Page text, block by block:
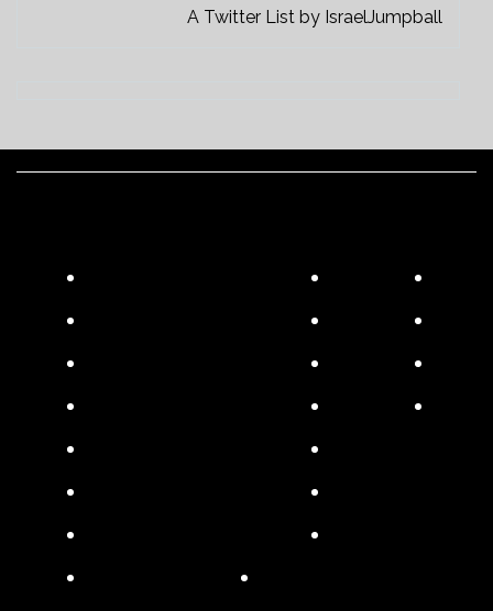
A Twitter List by IsraelJumpball